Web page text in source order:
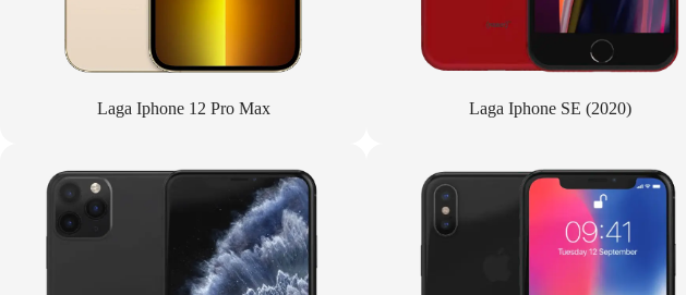
Laga Iphone 12 Pro Max Laga Iphone SE (2020)